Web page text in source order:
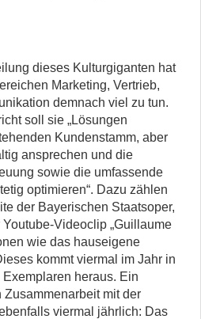
dieses Kulturgiganten hat
Marketing, Vertrieb,
demnach viel zu tun.
soll sie „Lösungen
Kundenstamm, aber
ansprechen und die
sowie die umfassende
optimieren“. Dazu zählen
der Bayerischen Staatsoper,
Videoclip „Guillaume
wie das hauseigene
kommt viermal im Jahr in
heraus. Ein
mit der
viermal jährlich: Das